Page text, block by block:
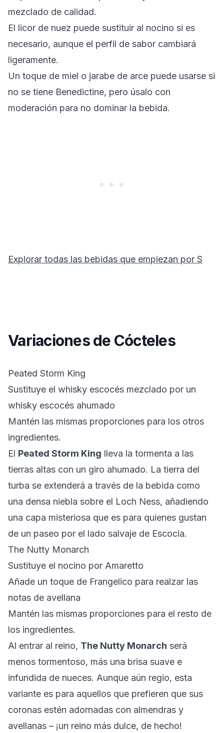
mezclado de calidad.
El licor de nuez puede sustituir al nocino si es
necesario, aunque el perfil de sabor cambiará
ligeramente.
Un toque de miel o jarabe de arce puede usarse si
no se tiene Benedictine, pero úsalo con
moderación para no dominar la bebida.
Explorar todas las bebidas que empiezan por S
Variaciones de Cócteles
Peated Storm King
Sustituye el whisky escocés mezclado por un
whisky escocés ahumado
Mantén las mismas proporciones para los otros
ingredientes.
El Peated Storm King lleva la tormenta a las
tierras altas con un giro ahumado. La tierra del
turba se extenderá a través de la bebida como
una densa niebla sobre el Loch Ness, añadiendo
una capa misteriosa que es para quienes gustan
de un paseo por el lado salvaje de Escocia.
The Nutty Monarch
Sustituye el nocino por Amaretto
Añade un toque de Frangelico para realzar las
notas de avellana
Mantén las mismas proporciones para el resto de
los ingredientes.
Al entrar al reino, The Nutty Monarch será
menos tormentoso, más una brisa suave e
infundida de nueces. Aunque aún regio, esta
variante es para aquellos que prefieren que sus
coronas estén adornadas con almendras y
avellanas – ¡un reino más dulce, de hecho!